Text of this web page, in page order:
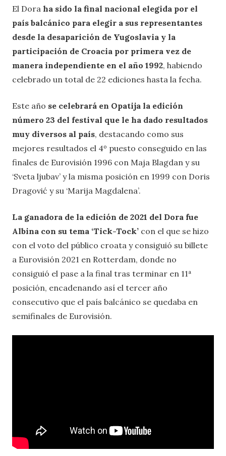
El Dora ha sido la final nacional elegida por el
país balcánico para elegir a sus representantes
desde la desaparición de Yugoslavia y la
participación de Croacia por primera vez de
manera independiente en el año 1992, habiendo
celebrado un total de 22 ediciones hasta la fecha.
Este año se celebrará en Opatija la edición
número 23 del festival que le ha dado resultados
muy diversos al país, destacando como sus
mejores resultados el 4º puesto conseguido en las
finales de Eurovisión 1996 con Maja Blagdan y su
‘Sveta ljubav’ y la misma posición en 1999 con Doris
Dragović y su ‘Marija Magdalena’.
La ganadora de la edición de 2021 del Dora fue
Albina con su tema ‘Tick-Tock’ con el que se hizo
con el voto del público croata y consiguió su billete
a Eurovisión 2021 en Rotterdam, donde no
consiguió el pase a la final tras terminar en 11ª
posición, encadenando así el tercer año
consecutivo que el país balcánico se quedaba en
semifinales de Eurovisión.